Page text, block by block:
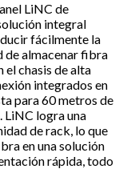
LiNC de
integral
fácilmente la
de almacenar fibra
el chasis de alta
integrados en
para 60 metros de
LiNC logra una
de rack, lo que
en una solución
rápida, todo